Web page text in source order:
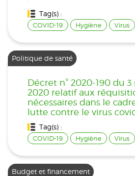
Tag(s) :
COVID-19 Hygiène Virus
Politique de santé
Décret n° 2020-190 du 3
2020 relatif aux
nécessaires dans le
lutte contre le virus
Tag(s) :
COVID-19 Hygiène Virus
Budget et financement